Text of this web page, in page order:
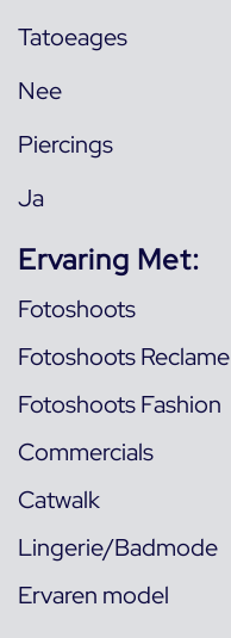
Tatoeages
Nee
Piercings
Ja
Ervaring Met:
Fotoshoots
Fotoshoots Reclame
Fotoshoots Fashion
Commercials
Catwalk
Lingerie/Badmode
Ervaren model